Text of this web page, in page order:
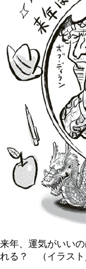
来年、運気がいい
れる？ （イラスト